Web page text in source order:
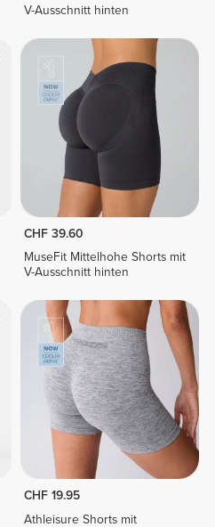
V-Ausschnitt hinten
CHF 39.60
MuseFit Mittelhohe Shorts mit
V-Ausschnitt hinten
CHF 19.95
Athleisure Shorts mit